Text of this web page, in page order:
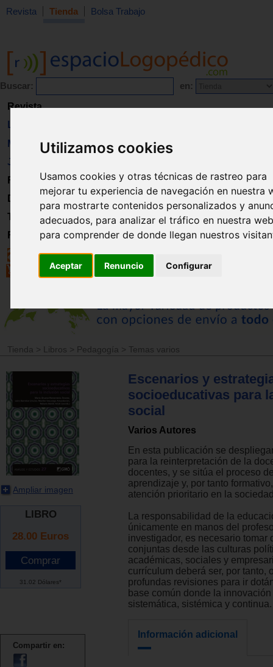
Utilizamos cookies
Usamos cookies y otras técnicas de rastreo para
mejorar tu experiencia de navegación en nuestra
para mostrarte contenidos personalizados y
adecuados, para analizar el tráfico en nuestra
para comprender de donde llegan nuestros
Aceptar Renuncio Configurar
Revista Tienda Bolsa Trabajo
Buscar: en:
Revista
Libros
Material
Juguetes
Formación
Directorio
Trabajo
Registro
Tienda > Libros > Pedagogía > Temas varios
Ampliar imagen
LIBRO
28.00 Euros
31.02 Dólares*
Compartir en:
Escenarios y
socioeducativas para
social
Varios Autores
En esta publicación se
para la reinterpretación de la
docentes, y se sitúa el proceso
aprendizaje y, por tanto
atención prioritario en la
La responsabilidad de la
únicamente en manos del
investigador, es necesario tomar
conjuntas desde las culturas
académicas, sociales y
currículum deberá ser, por tanto,
profundas revisiones para ir
base común donde la
sistemática, sistémica y continua.
Información adicional